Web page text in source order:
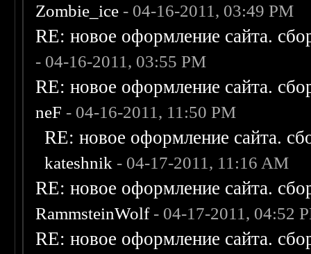
Zombie_ice - 04-16-2011, 03:49 PM
RE: новое оформление сайта.
- 04-16-2011, 03:55 PM
RE: новое оформление сайта.
neF - 04-16-2011, 11:50 PM
RE: новое оформление сайта.
kateshnik - 04-17-2011, 11:16 AM
RE: новое оформление сайта.
RammsteinWolf- 04-17-2011, 04:52
RE: новое оформление сайта.